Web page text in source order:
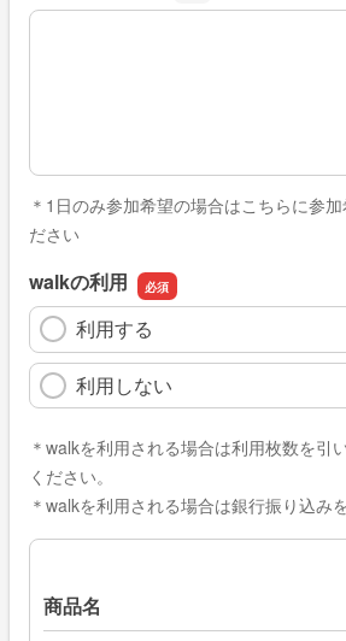
ご意見・ご質問
＊1日のみ参加希望の場合はこちらに参
ださい
walkの利用
利用する
利用しない
＊walkを利用される場合は利用枚数を引
ください。
＊walkを利用される場合は銀行振り込み
商品名